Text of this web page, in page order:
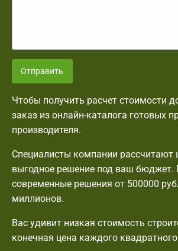
Отправить
Чтобы получить расчет стоимости
заказ из онлайн-каталога готовых
производителя.
Специалисты компании рассчитают
выгодное решение под ваш
современные решения от 500000
миллионов.
Вас удивит низкая стоимость
конечная цена каждого